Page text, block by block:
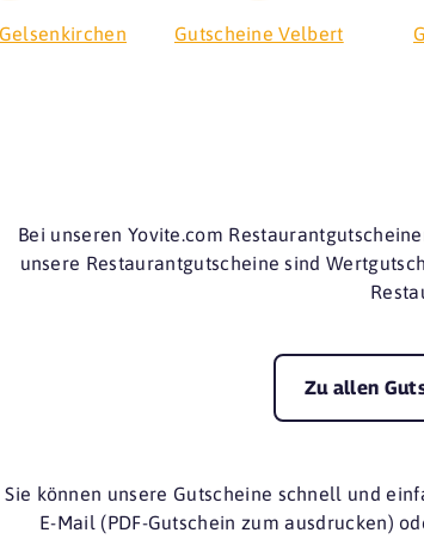
Gutscheine Velbert
Bei unseren Yovite.com
unsere Restaurantgutscheine sind
Zu allen
Sie können unsere Gutscheine schnell und
E-Mail (PDF-Gutschein zum ausdrucken)